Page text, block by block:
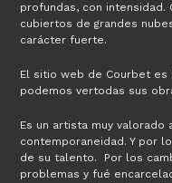
profundas, con
cubiertos de grandes
carácter fuerte.
El sitio web de Courbet es
podemos vertodas sus
Es un artista muy valorado
contemporaneidad. Y por
de su talento. Por los
problemas y fué